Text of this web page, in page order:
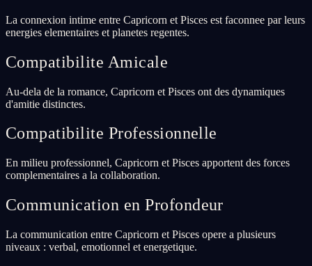
La connexion intime entre Capricorn et Pisces est faconnee par leurs
energies elementaires et planetes regentes.
Compatibilite Amicale
Au-dela de la romance, Capricorn et Pisces ont des dynamiques
d'amitie distinctes.
Compatibilite Professionnelle
En milieu professionnel, Capricorn et Pisces apportent des forces
complementaires a la collaboration.
Communication en Profondeur
La communication entre Capricorn et Pisces opere a plusieurs
niveaux : verbal, emotionnel et energetique.